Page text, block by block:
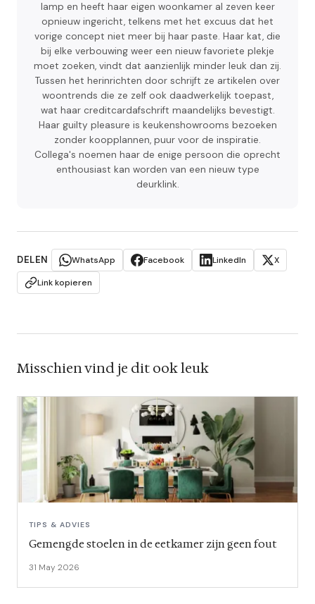
lamp en heeft haar eigen woonkamer al zeven keer
opnieuw ingericht, telkens met het excuus dat het
vorige concept niet meer bij haar paste. Haar kat, die
bij elke verbouwing weer een nieuw favoriete plekje
moet zoeken, vindt dat aanzienlijk minder leuk dan zij.
Tussen het herinrichten door schrijft ze artikelen over
woontrends die ze zelf ook daadwerkelijk toepast,
wat haar creditcardafschrift maandelijks bevestigt.
Haar guilty pleasure is keukenshowrooms bezoeken
zonder koopplannen, puur voor de inspiratie.
Collega's noemen haar de enige persoon die oprecht
enthousiast kan worden van een nieuw type
deurklink.
DELEN WhatsApp Facebook LinkedIn
X
Link kopieren
Misschien vind je dit ook leuk
TIPS & ADVIES
Gemengde stoelen in de eetkamer zijn geen fout
31 May 2026